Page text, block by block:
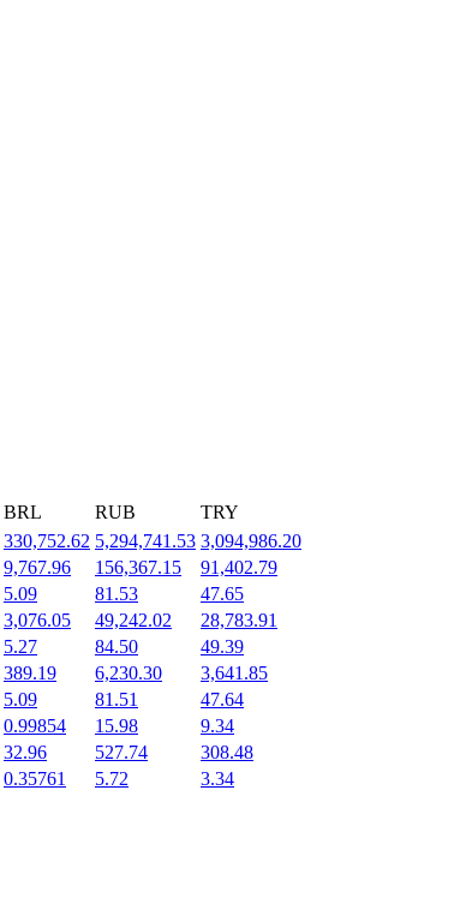
BRL RUB
TRY
330,752.62 5,294,741.53 3,094,986.20
9,767.96 156,367.15
91,402.79
5.09 81.53
47.65
3,076.05 49,242.02
28,783.91
5.27 84.50
49.39
389.19 6,230.30
3,641.85
5.09 81.51
47.64
0.99854 15.98
9.34
32.96 527.74
308.48
0.35761 5.72
3.34